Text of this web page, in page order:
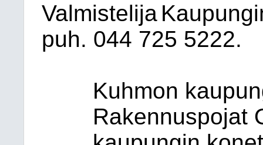
Valmistelija
puh. 044 725 5222.
Kuhmon
Rakennuspojat